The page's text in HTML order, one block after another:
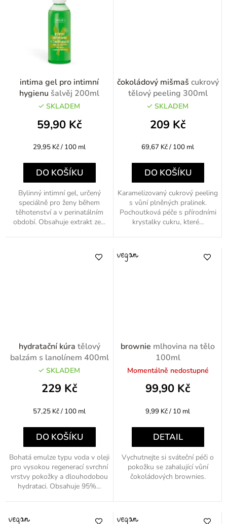
intima gel pro intimní
hygienu šalvěj 200ml
SKLADEM
59,90 Kč
Měrná
29,95 Kč / 100 ml
DO KOŠÍKU
Bylinný intimní gel, určený
speciálně pro ženy během
těhotenství a v perinatálním
období. Obsahuje extrakt ze...
čokoládový mišmaš cukrový
tělový peeling 300ml
SKLADEM
209 Kč
Měrná
69,67 Kč / 100 ml
DO KOŠÍKU
Karamelizovaný cukrový peeling
s vůní plněných pralinek.
Pochoutková péče s přírodními
krystalky cukru, které...
hydratační kúra tělový
balzám s lanolínem 400ml
SKLADEM
229 Kč
Měrná
57,25 Kč / 100 ml
DO KOŠÍKU
Bohatá emulze typu voda v oleji
pro vysokou regenerací svrchní
vrstvy pokožky a dlouhodobou
hydrataci. Obsahuje 95%...
brownie mlhovina na tělo
100ml
Momentálně nedostupné
99,90 Kč
Měrná
9,99 Kč / 10 ml
DETAIL
Vychutnejte si sváteční péči o
pokožku se zahalující vůní
čokoládových brownies.